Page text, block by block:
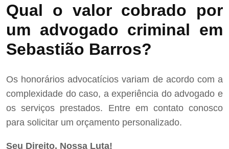
Qual o valor cobrado por
um advogado criminal em
Sebastião Barros?
Os honorários advocatícios variam de acordo com a
complexidade do caso, a experiência do advogado e
os serviços prestados. Entre em contato conosco
para solicitar um orçamento personalizado.
Seu Direito, Nossa Luta!